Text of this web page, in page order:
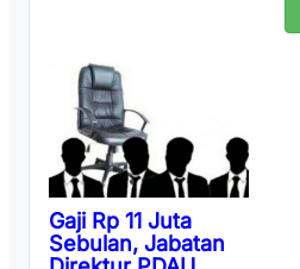
Gaji Rp 11 Juta
Sebulan, Jabatan